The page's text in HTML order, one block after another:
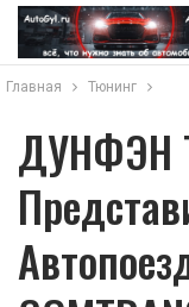
Главная Тюнинг
ДУНФЭН